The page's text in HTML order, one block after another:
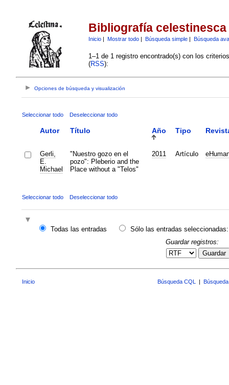
Bibliografía celestinesca
Inicio| Mostrar todo| Búsqueda simple| Búsqueda
1–1 de 1 registro encontrado(s) con los
(RSS):
Opciones de búsqueda y visualización
Seleccionar todo Deseleccionar todo
Autor Título Año Tipo
Gerli,
E.
Michael
"Nuestro gozo en el
pozo": Pleberio and the
Place without a "Telos"
2011 Artículo
Seleccionar todo Deseleccionar todo
Todas las entradas
Sólo las entradas seleccionadas:
Guardar registros:
Guardar
Inicio Búsqueda CQL